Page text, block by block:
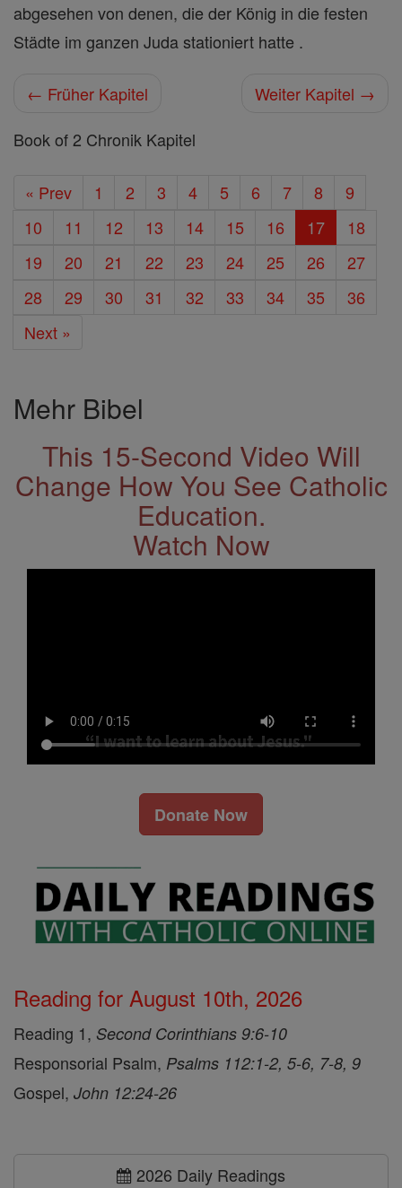
abgesehen von denen, die der König in die festen
Städte im ganzen Juda stationiert hatte .
← Früher Kapitel
Weiter Kapitel →
Book of 2 Chronik Kapitel
« Prev 1 2 3 4 5 6 7 8
9
10
11 12 13 14 15 16 17
18
19
20 21 22 23 24 25 26
27
28
29 30 31 32 33 34 35
36
Next »
Mehr Bibel
This 15-Second Video Will
Change How You See Catholic
Education.
Watch Now
Donate Now
Reading for August 10th, 2026
Reading 1, Second Corinthians 9:6-10
Responsorial Psalm, Psalms 112:1-2, 5-6, 7-8, 9
Gospel, John 12:24-26
2026 Daily Readings